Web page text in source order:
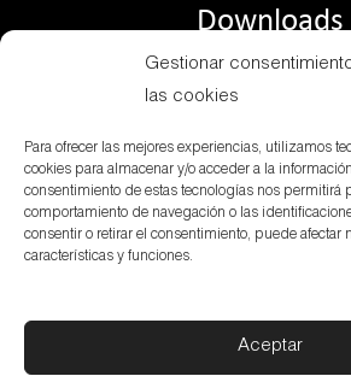
Gestionar
las cookies
Para ofrecer las mejores experiencias, utilizamos
cookies para almacenar y/o acceder a la
consentimiento de estas tecnologías nos permitirá
comportamiento de navegación o las
consentir o retirar el consentimiento, puede afectar
características y funciones.
Aceptar
Downloads